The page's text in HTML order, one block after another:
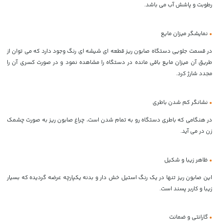
رطوبت و پاشش آب می باشد.
•نمایشگر میزان مایع
در قسمت جلویی دستگاه صابون ریز قطعه ای شیشه ای رنگ وجود دارد که می توان از
طریق آن میزان مایع باقی مانده در دستگاه را مشاهده نمود و در صورت کسری آن را
مجدد شارژ کرد.
•نشانگر کم شدن باطری
در هنگامی که باطری دستگاه رو به تمام شدن است، چراغ صابون ریز به صورت چشمک
زن در می آید.
•ظاهر زیبا و شکیل
این صابون ریز تنها در یک رنگ استیل خش دار و بدنه یکپارچه عرضه گردیده که بسیار
زیبا و کاربر پسند است.
•گارانتی و ضمانت